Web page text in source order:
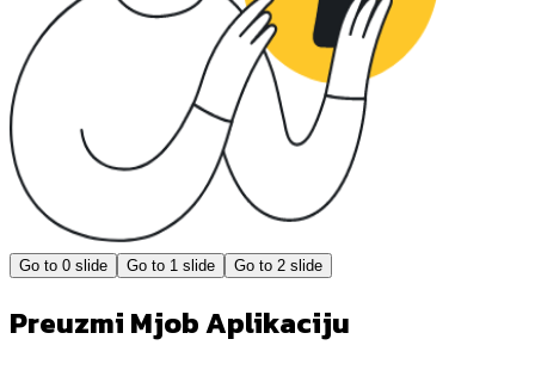
Go to 0 slide Go to 1 slide Go to 2 slide
Preuzmi Mjob Aplikaciju